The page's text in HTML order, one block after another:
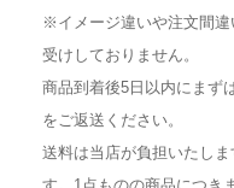
※イメージ違いや注文間
受けしておりません。
商品到着後5日以内にまず
をご返送ください。
送料は当店が負担いたし